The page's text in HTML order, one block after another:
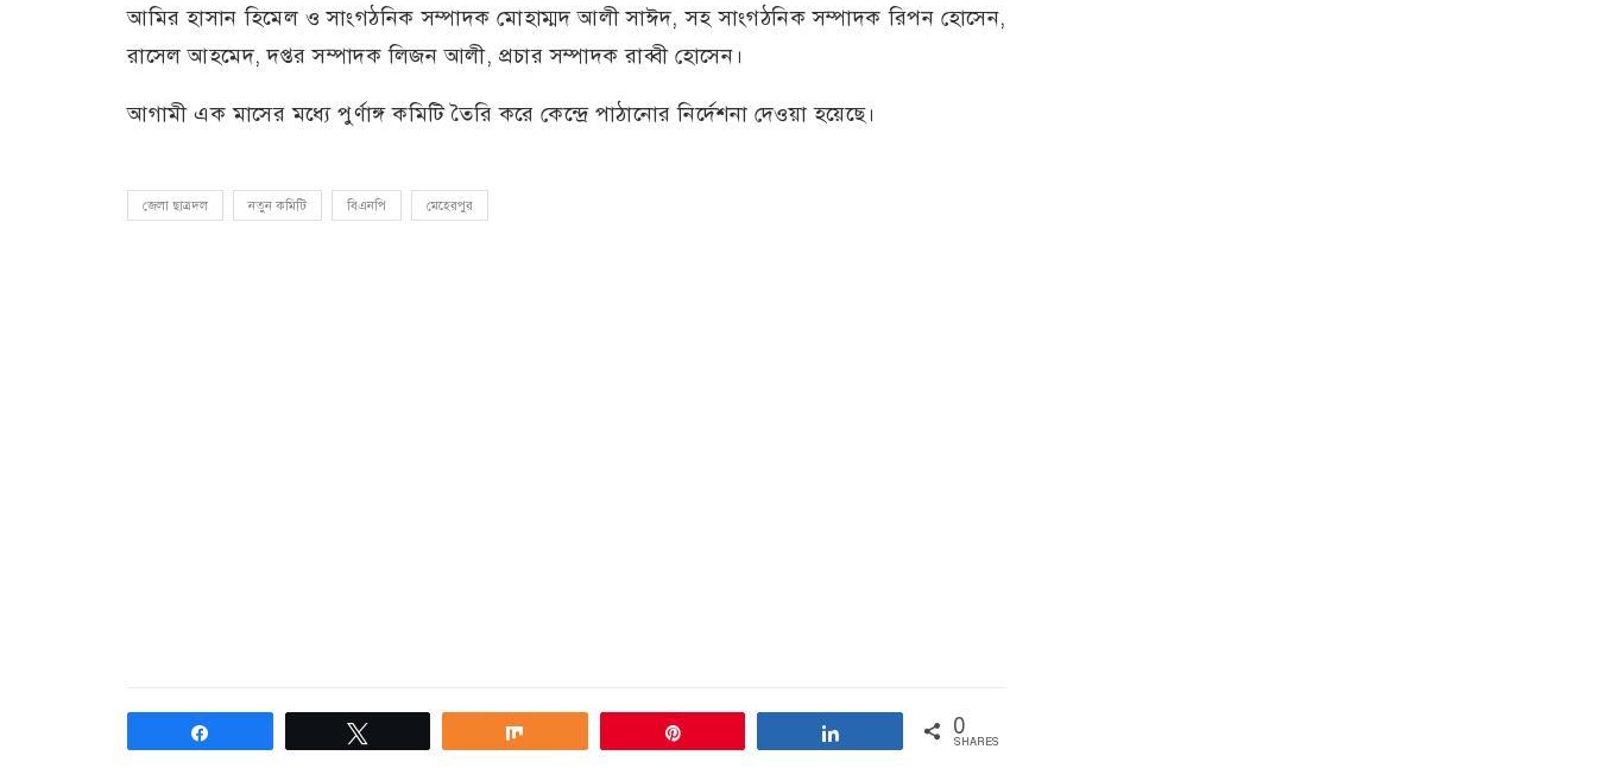
আমির হাসান হিমেল ও সাংগঠনিক সম্পাদক মোহাম্মদ আলী সাঈদ, সহ সাংগঠনিক সম্পাদক রিপন হোসেন,
রাসেল আহমেদ, দপ্তর সম্পাদক লিজন আলী, প্রচার সম্পাদক রাব্বী হোসেন।
আগামী এক মাসের মধ্যে পুর্ণাঙ্গ কমিটি তৈরি করে কেন্দ্রে পাঠানোর নির্দেশনা দেওয়া হয়েছে।
জেলা ছাত্রদল নতুন কমিটি বিএনপি মেহেরপুর
0
SHARES